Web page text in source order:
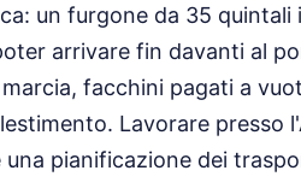
un furgone da 35
arrivare fin davanti al
facchini pagati a
Lavorare presso
pianificazione dei